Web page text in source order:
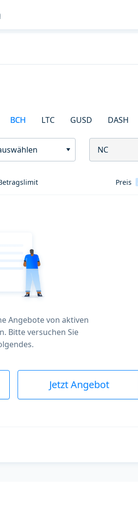
BCH LTC GUSD DASH
NC
Preis
Angebote von aktiven
Bitte versuchen Sie
Jetzt Angebot